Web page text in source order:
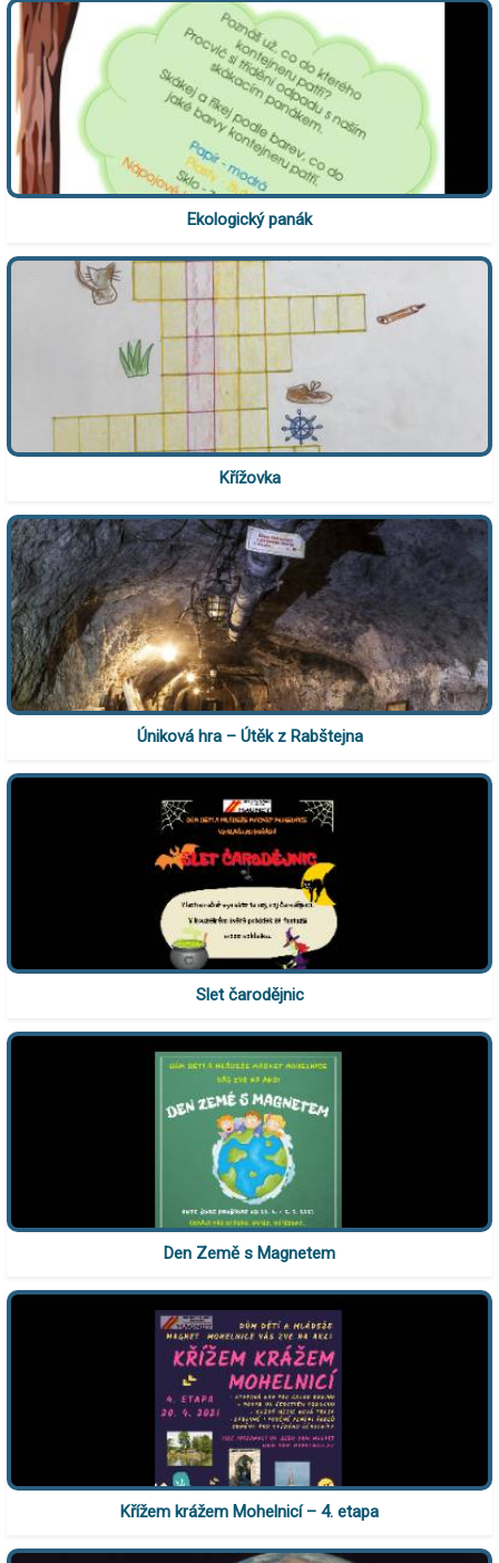
Ekologický panák
Křížovka
Úniková hra – Útěk z Rabštejna
Slet čarodějnic
Den Země s Magnetem
Křížem krážem Mohelnicí – 4. etapa